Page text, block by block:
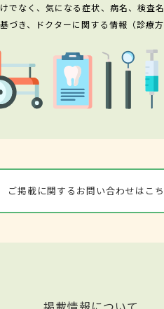
なく、気になる症状、病名、検査
づき、ドクターに関する情報（診療
ご掲載に関するお問い合わせはこ